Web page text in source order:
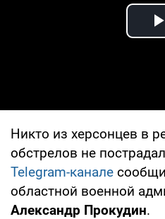
Никто из херсонцев в
обстрелов не
Telegram-канале
областной военной
Александр Прокудин.